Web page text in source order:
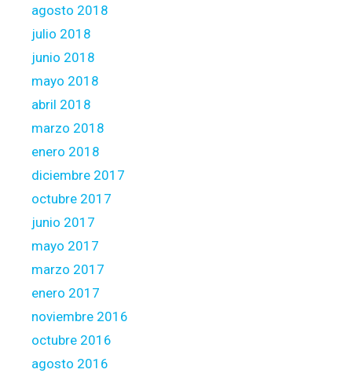
agosto 2018
julio 2018
junio 2018
mayo 2018
abril 2018
marzo 2018
enero 2018
diciembre 2017
octubre 2017
junio 2017
mayo 2017
marzo 2017
enero 2017
noviembre 2016
octubre 2016
agosto 2016